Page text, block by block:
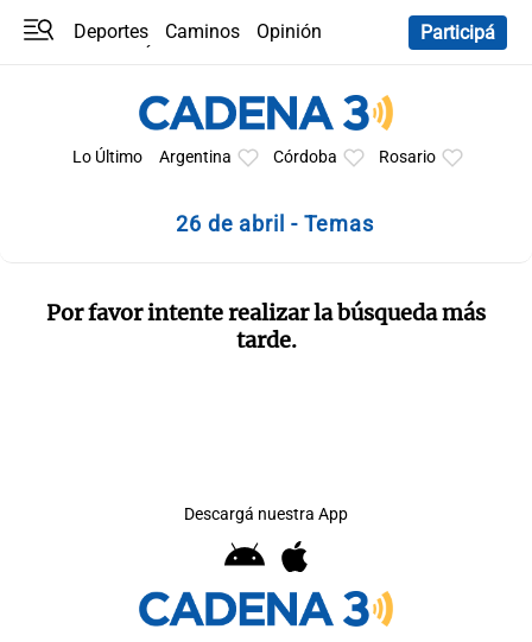
Deportes Caminos
Opinión
Participá
Lo Último Argentina Córdoba Rosario
26 de abril - Temas
Por favor intente realizar la búsqueda más
tarde.
Descargá nuestra App